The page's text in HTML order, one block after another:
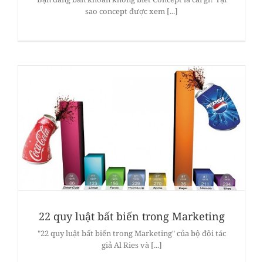
sao concept được xem [...]
22 quy luật bất biến trong Marketing
"22 quy luật bất biến trong Marketing" của bộ đôi tác
giả Al Ries và [...]